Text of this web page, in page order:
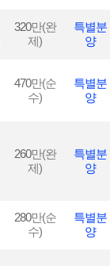
320만(완
제)
특별분
양
470만(순
수)
특별분
양
260만(완
제)
특별분
양
280만(순
수)
특별분
양